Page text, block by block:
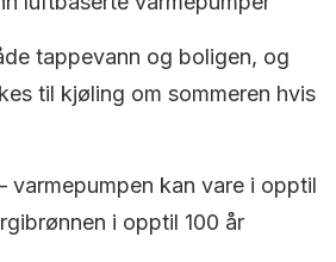
tappevann og boligen, og
til kjøling om sommeren hvis
varmepumpen kan vare i opptil
i opptil 100 år